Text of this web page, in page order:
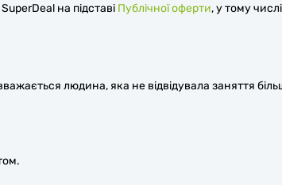
на підставі Публічної оферти, у тому числі
людина, яка не відвідувала заняття